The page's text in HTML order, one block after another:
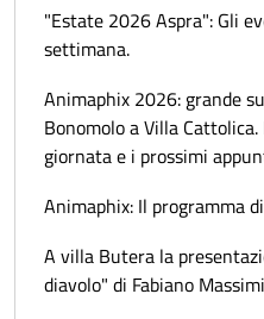
"Estate 2026 Aspra": Gli
settimana.
Animaphix 2026: grande
Bonomolo a Villa
giornata e i prossimi
Animaphix: Il programma
A villa Butera la
diavolo" di Fabiano